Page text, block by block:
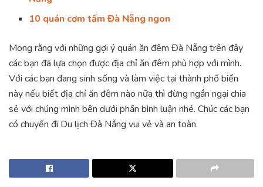
10 quán cơm tấm Đà Nẵng ngon
Mong rằng với những gợi ý quán ăn đêm Đà Nẵng trên đây
các bạn đã lựa chọn được địa chỉ ăn đêm phù hợp với mình.
Với các bạn đang sinh sống và làm việc tại thành phố biển
này nếu biết địa chỉ ăn đêm nào nữa thì đừng ngần ngại chia
sẻ với chúng mình bên dưới phần bình luận nhé. Chúc các bạn
có chuyến đi Du lịch Đà Nẵng vui vẻ và an toàn.